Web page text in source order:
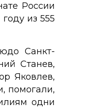
России
из 555
Санкт-
Станев,
Яковлев,
помогали,
одни